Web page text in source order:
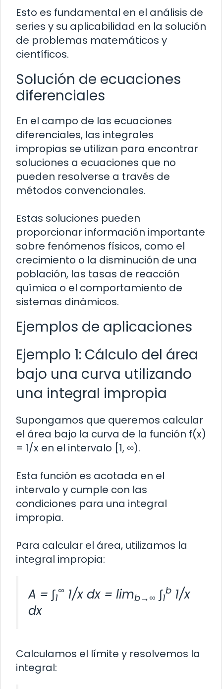
Esto es fundamental en el análisis de
series y su aplicabilidad en la solución
de problemas matemáticos y
científicos.
Solución de ecuaciones
diferenciales
En el campo de las ecuaciones
diferenciales, las integrales
impropias se utilizan para encontrar
soluciones a ecuaciones que no
pueden resolverse a través de
métodos convencionales.
Estas soluciones pueden
proporcionar información importante
sobre fenómenos físicos, como el
crecimiento o la disminución de una
población, las tasas de reacción
química o el comportamiento de
sistemas dinámicos.
Ejemplos de aplicaciones
Ejemplo 1: Cálculo del área
bajo una curva utilizando
una integral impropia
Supongamos que queremos calcular
el área bajo la curva de la función f(x)
= 1/x en el intervalo [1, ∞).
Esta función es acotada en el
intervalo y cumple con las
condiciones para una integral
impropia.
Para calcular el área, utilizamos la
integral impropia:
A = ∫1
∞ 1/x dx = limb→∞ ∫1
b 1/x
dx
Calculamos el límite y resolvemos la
integral: